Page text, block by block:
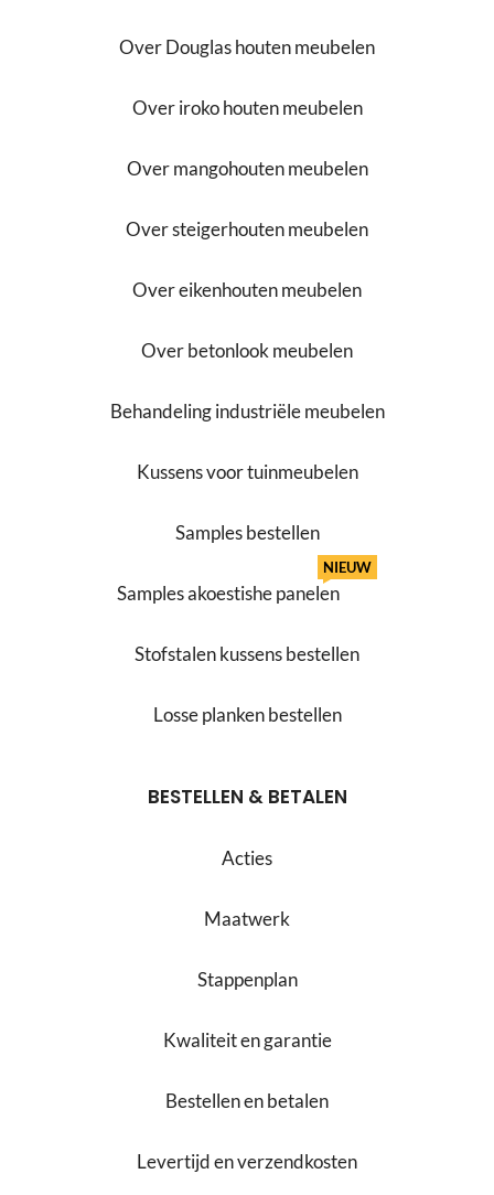
Over Douglas houten meubelen
Over iroko houten meubelen
Over mangohouten meubelen
Over steigerhouten meubelen
Over eikenhouten meubelen
Over betonlook meubelen
Behandeling industriële meubelen
Kussens voor tuinmeubelen
Samples bestellen
Samples akoestishe panelen
NIEUW
Stofstalen kussens bestellen
Losse planken bestellen
BESTELLEN & BETALEN
Acties
Maatwerk
Stappenplan
Kwaliteit en garantie
Bestellen en betalen
Levertijd en verzendkosten